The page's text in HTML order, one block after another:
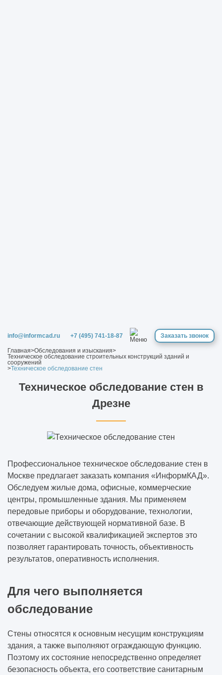
info@informcad.ru +7 (495) 741-18-87 Заказать звонок
Главная>Обследования и изыскания>
Техническое обследование строительных конструкций зданий и
сооружений
>Техническое обследование стен
Техническое обследование стен в
Дрезне
Профессиональное техническое обследование стен в
Москве предлагает заказать компания «ИнформКАД».
Обследуем жилые дома, офисные, коммерческие
центры, промышленные здания. Мы применяем
передовые приборы и оборудование, технологии,
отвечающие действующей нормативной базе. В
сочетании с высокой квалификацией экспертов это
позволяет гарантировать точность, объективность
результатов, оперативность исполнения.
Для чего выполняется
обследование
Стены относятся к основным несущим конструкциям
здания, а также выполняют ограждающую функцию.
Поэтому их состояние непосредственно определяет
безопасность объекта, его соответствие санитарным